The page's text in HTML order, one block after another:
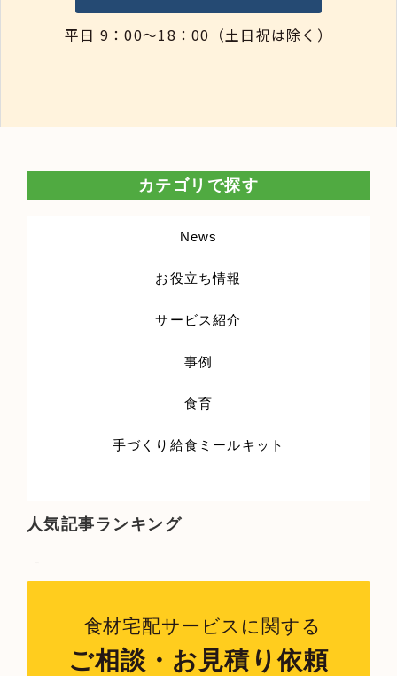
平日 9：00～18：00（土日祝は除く）
カテゴリで探す
News
お役立ち情報
サービス紹介
事例
食育
手づくり給食ミールキット
人気記事ランキング